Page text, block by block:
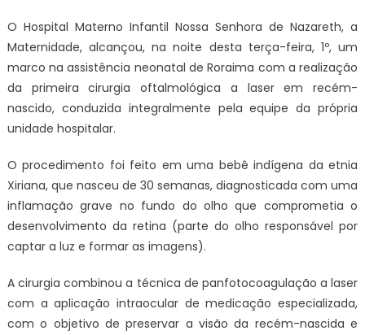
primeira
cirurgia
oftalmológica
a
laser
em
nascido
indígena
com
equipe
própria
O Hospital Materno Infantil Nossa Senhora de Nazareth, a
Maternidade, alcançou, na noite desta terça-feira, 1º, um
marco na assistência neonatal de Roraima com a realização
da primeira cirurgia oftalmológica a laser em recém-
nascido, conduzida integralmente pela equipe da própria
unidade hospitalar.
O procedimento foi feito em uma bebê indígena da etnia
Xiriana, que nasceu de 30 semanas, diagnosticada com uma
inflamação grave no fundo do olho que comprometia o
desenvolvimento da retina (parte do olho responsável por
captar a luz e formar as imagens).
A cirurgia combinou a técnica de panfotocoagulação a laser
com a aplicação intraocular de medicação especializada,
com o objetivo de preservar a visão da recém-nascida e